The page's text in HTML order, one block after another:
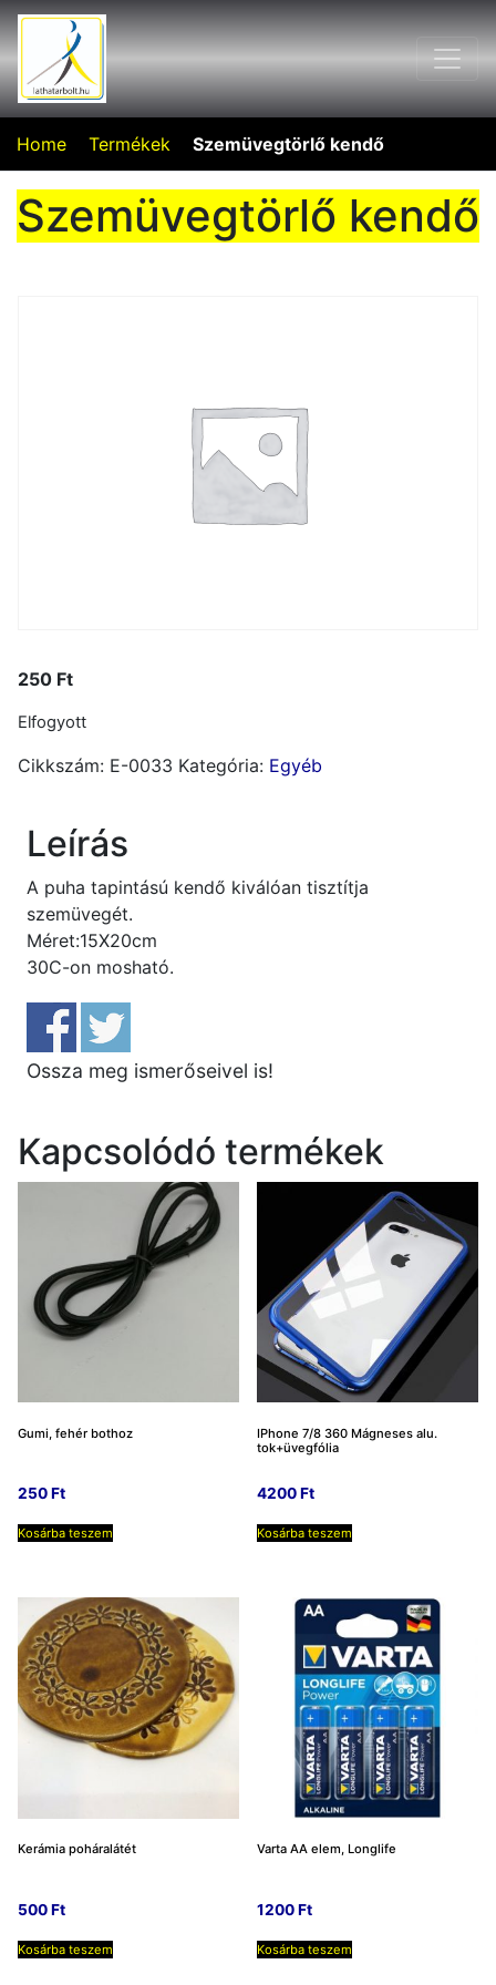
Home Termékek Szemüvegtörlő kendő
Szemüvegtörlő kendő
250 Ft
Elfogyott
Cikkszám: E-0033 Kategória: Egyéb
Leírás
A puha tapintású kendő kiválóan tisztítja
szemüvegét.
Méret:15X20cm
30C-on mosható.
Ossza meg ismerőseivel is!
Kapcsolódó termékek
Gumi, fehér bothoz
250Ft
Kosárba teszem
IPhone 7/8 360 Mágneses alu.
tok+üvegfólia
4200Ft
Kosárba teszem
Kerámia poháralátét
500Ft
Kosárba teszem
Varta AA elem, Longlife
1200Ft
Kosárba teszem